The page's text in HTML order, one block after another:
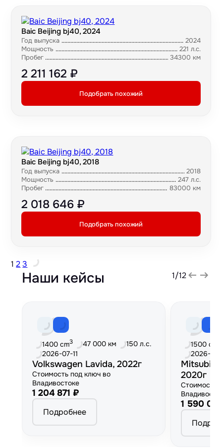
Baic Beijing bj40, 2024
Год выпуска
2024
Мощность
221 л.с.
Пробег
34300 км
2 211 162 ₽
Подобрать похожий
Baic Beijing bj40, 2018
Год выпуска
2018
Мощность
247 л.с.
Пробег
83000 км
2 018 646 ₽
Подобрать похожий
1 2 3
Наши кейсы 1/12
1400 cm3 47 000 км
150 л.с.
2026-07-11
Volkswagen Lavida, 2022г
Стоимость под ключ во
Владивостоке
1 204 871 ₽
Подробнее
1500 cm
2026-
2020г
Стоимость
1 590